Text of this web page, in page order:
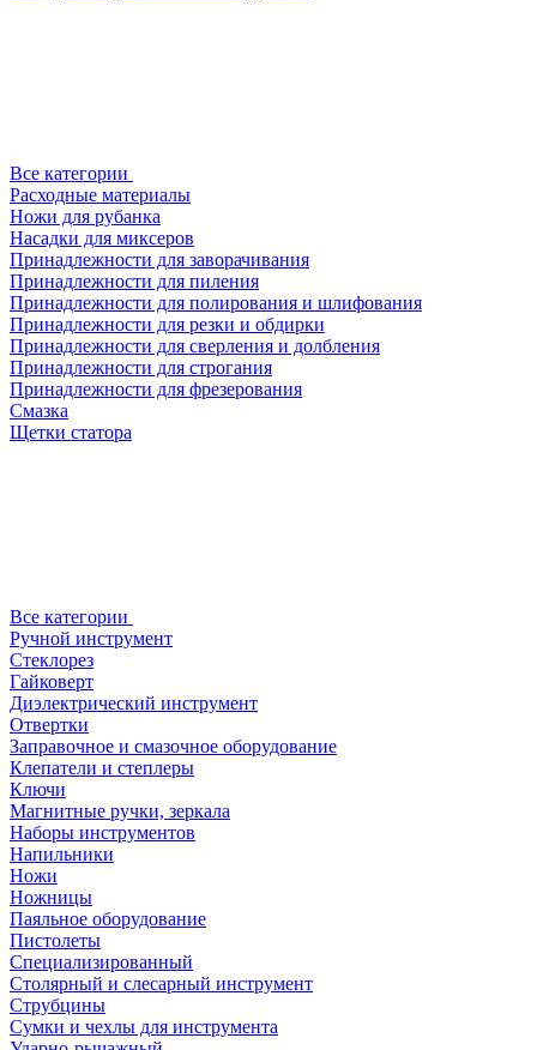
Все категории
Расходные материалы
Ножи для рубанка
Насадки для миксеров
Принадлежности для заворачивания
Принадлежности для пиления
Принадлежности для полирования и шлифования
Принадлежности для резки и обдирки
Принадлежности для сверления и долбления
Принадлежности для строгания
Принадлежности для фрезерования
Смазка
Щетки статора
Все категории
Ручной инструмент
Стеклорез
Гайковерт
Диэлектрический инструмент
Отвертки
Заправочное и смазочное оборудование
Клепатели и степлеры
Ключи
Магнитные ручки, зеркала
Наборы инструментов
Напильники
Ножи
Ножницы
Паяльное оборудование
Пистолеты
Специализированный
Столярный и слесарный инструмент
Струбцины
Сумки и чехлы для инструмента